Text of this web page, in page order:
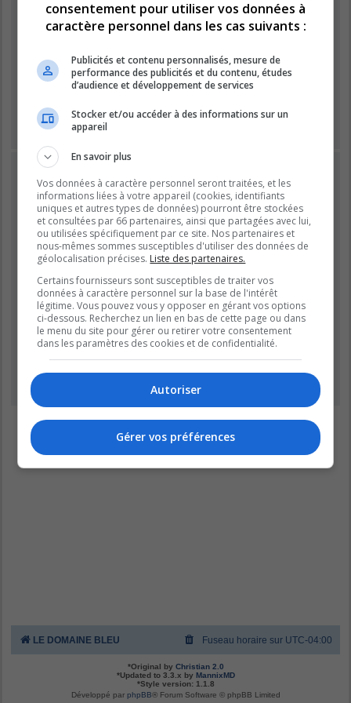
Mot de passe :
Se souvenir de moi
Masquer ma présence lors de cette session
INSCRIPTION
Vous devez être inscrit avant de pouvoir vous connecter.
L’inscription est rapide et vous offre de nombreux avantages.
Les administrateurs du forum peuvent accorder des
fonctionnalités supplémentaires aux utilisateurs inscrits. Avant
de vous inscrire, assurez-vous d’avoir pris connaissance de
nos conditions d’utilisation et de notre politique de
confidentialité. Veuillez également prendre le temps de
consulter attentivement toutes les règles du forum lors de votre
navigation.
Conditions d’utilisation|Politique de confidentialité
Inscription
LE DOMAINE BLEU Fuseau horaire sur UTC-04:00
*Original by Christian 2.0
*Updated to 3.3.x by MannixMD
*Style version: 1.1.8
Développé par phpBB® Forum Software © phpBB Limited
consentement pour utiliser vos données à
caractère personnel dans les cas suivants :
Publicités et contenu personnalisés, mesure de
performance des publicités et du contenu, études
d’audience et développement de services
Stocker et/ou accéder à des informations sur un
appareil
En savoir plus
Vos données à caractère personnel seront traitées, et les
informations liées à votre appareil (cookies, identifiants
uniques et autres types de données) pourront être stockées
et consultées par 66 partenaires, ainsi que partagées avec lui,
ou utilisées spécifiquement par ce site. Nos partenaires et
nous-mêmes sommes susceptibles d'utiliser des données de
géolocalisation précises. Liste des partenaires.
Certains fournisseurs sont susceptibles de traiter vos
données à caractère personnel sur la base de l'intérêt
légitime. Vous pouvez vous y opposer en gérant vos options
ci-dessous. Recherchez un lien en bas de cette page ou dans
le menu du site pour gérer ou retirer votre consentement
dans les paramètres des cookies et de confidentialité.
Autoriser
Gérer vos préférences